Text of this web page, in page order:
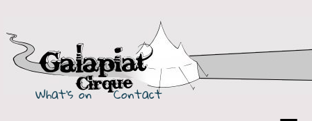
Galapiat Cirque
What's on
Contact